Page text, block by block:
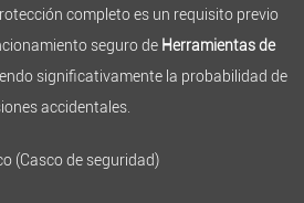
completo es un requisito previo
seguro de Herramientas de
significativamente la probabilidad de
accidentales.
(Casco de seguridad)